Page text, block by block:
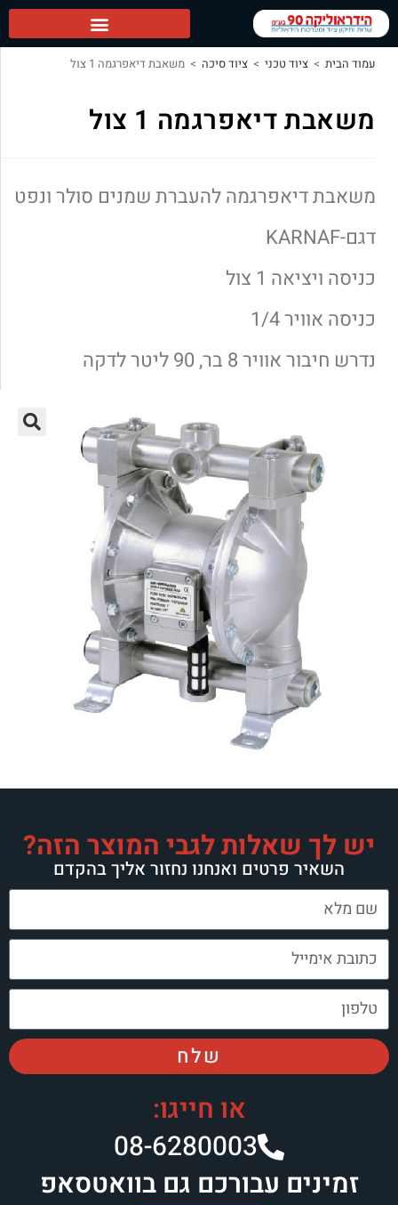
עמוד הבית > ציוד טכני > ציוד סיכה > משאבת דיאפרגמה 1 צול
משאבת דיאפרגמה 1 צול
משאבת דיאפרגמה להעברת שמנים סולר ונפט
דגם-KARNAF
כניסה ויציאה 1 צול
כניסה אוויר 1/4
נדרש חיבור אוויר 8 בר, 90 ליטר לדקה
יש לך שאלות לגבי המוצר הזה?
השאיר פרטים ואנחנו נחזור אליך בהקדם
שלח
או חייגו:
08-6280003​
זמינים עבורכם גם בוואטסאפ